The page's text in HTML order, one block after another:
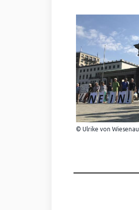
© Ulrike von Wiesenau